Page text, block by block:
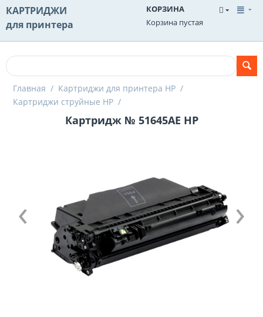
КАРТРИДЖИ
для принтера
КОРЗИНА
Корзина пустая
Главная / Картриджи для принтера HP /
Картриджи струйные HP /
Картридж № 51645AE HP